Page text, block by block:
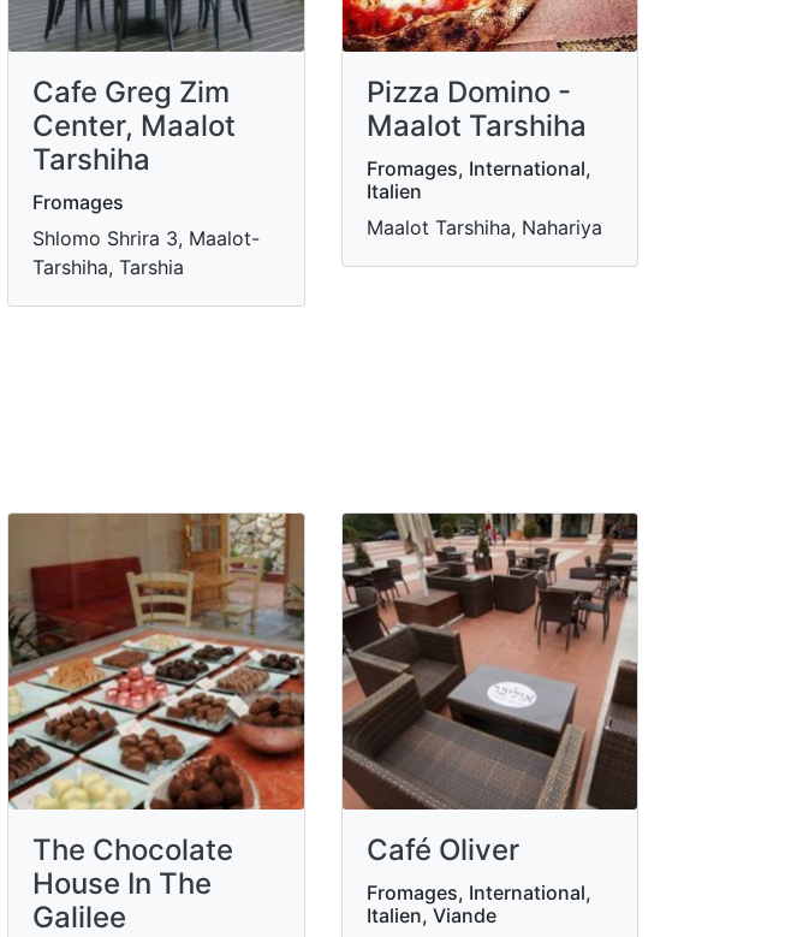
Cafe Greg Zim
Center, Maalot
Tarshiha
Fromages
Shlomo Shrira 3, Maalot-
Tarshiha, Tarshia
Pizza Domino -
Maalot Tarshiha
Fromages, International,
Italien
Maalot Tarshiha, Nahariya
The Chocolate
House In The
Galilee
Café Oliver
Fromages, International,
Italien, Viande